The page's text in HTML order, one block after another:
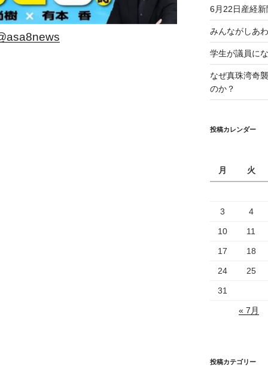
6月22日産経新
みんながしあ
学生が議員に
なぜ真珠湾奇
のか？
投稿カレンダー
月 火
3 4
10 11
17 18
24 25
31
« 7月
投稿カテゴリー